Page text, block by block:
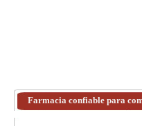
Farmacia confiable para